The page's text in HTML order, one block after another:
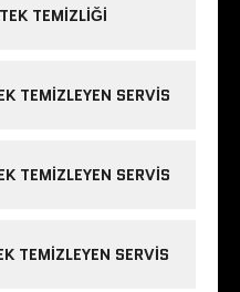
TEMIZLIĞI
TEMIZLEYEN SERVIS
TEMIZLEYEN SERVIS
TEMIZLEYEN SERVIS